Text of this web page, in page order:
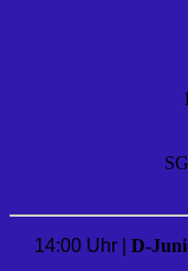
14:00 Uhr | D-